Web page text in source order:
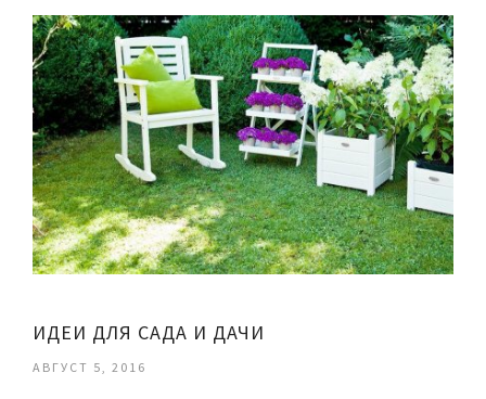
ИДЕИ ДЛЯ САДА И ДАЧИ
АВГУСТ 5, 2016